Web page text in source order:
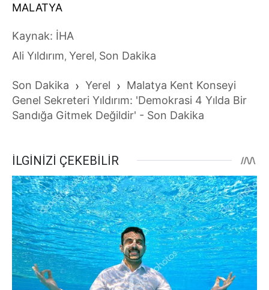
MALATYA
Kaynak: İHA
Ali Yıldırım, Yerel, Son Dakika
Son Dakika › Yerel › Malatya Kent Konseyi
Genel Sekreteri Yıldırım: 'Demokrasi 4 Yılda Bir
Sandığa Gitmek Değildir' - Son Dakika